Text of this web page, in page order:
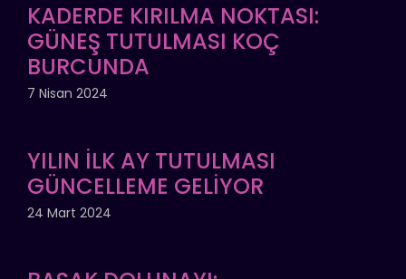
KADERDE KIRILMA NOKTASI:
GÜNEŞ TUTULMASI KOÇ
BURCUNDA
7 Nisan 2024
YILIN İLK AY TUTULMASI
GÜNCELLEME GELİYOR
24 Mart 2024